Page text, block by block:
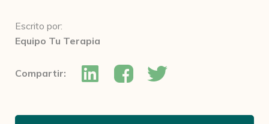
Escrito por:
Equipo Tu Terapia
Compartir: